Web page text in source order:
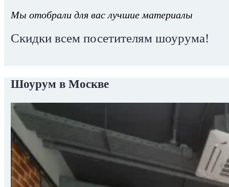
Мы отобрали для вас лучшие материалы
Скидки всем посетителям шоурума!
Шоурум в Москве